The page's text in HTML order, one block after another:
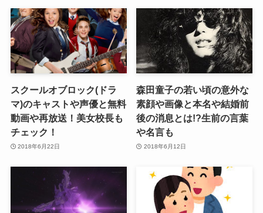
スクールオブロック(ドラ
マ)のキャストや声優と無料
動画や再放送！美女校長も
チェック！
2018年6月22日
森田童子の若い頃の意外な
素顔や画像と本名や結婚前
後の消息とは!?生前の言葉
や名言も
2018年6月12日